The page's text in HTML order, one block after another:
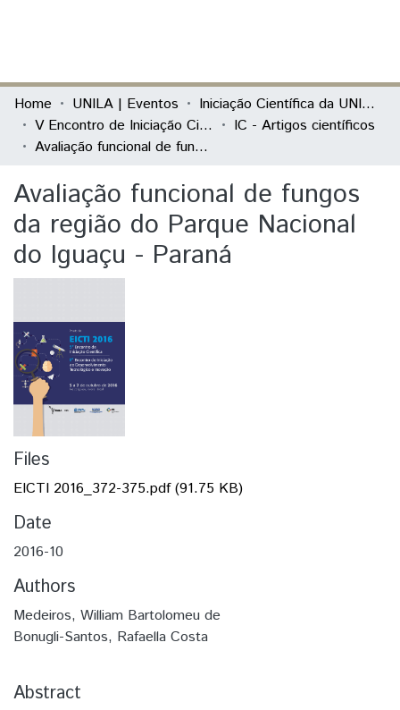
Communities & Collections
All of DSpace
Home UNILA | Eventos
Iniciação Científica da UNILA (IC)
V Encontro de Iniciação Científica e I Encontro Anual de Iniciação ao Desenvolvimento Tecnológico e Inovação
IC - Artigos científicos
Avaliação funcional de fungos da região do Parque Nacional do Iguaçu - Paraná
Avaliação funcional de fungos
da região do Parque Nacional
do Iguaçu - Paraná
Files
EICTI 2016_372-375.pdf(91.75 KB)
Date
2016-10
Authors
Medeiros, William Bartolomeu de
Bonugli-Santos, Rafaella Costa
Abstract